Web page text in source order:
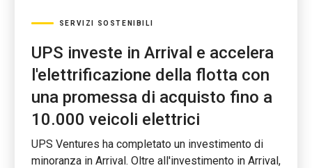
SERVIZI SOSTENIBILI
UPS investe in Arrival e accelera
l'elettrificazione della flotta con
una promessa di acquisto fino a
10.000 veicoli elettrici
UPS Ventures ha completato un investimento di
minoranza in Arrival. Oltre all'investimento in Arrival,